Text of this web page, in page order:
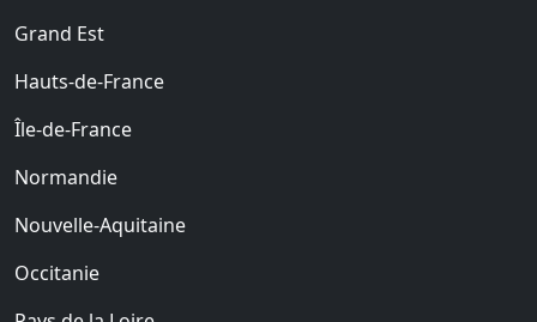
Grand Est
Hauts-de-France
Île-de-France
Normandie
Nouvelle-Aquitaine
Occitanie